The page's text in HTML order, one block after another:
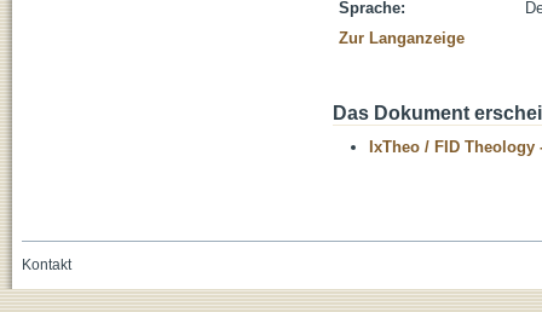
Sprache:
Zur Langanzeige
Das Dokument
IxTheo / FID Theology
Kontakt